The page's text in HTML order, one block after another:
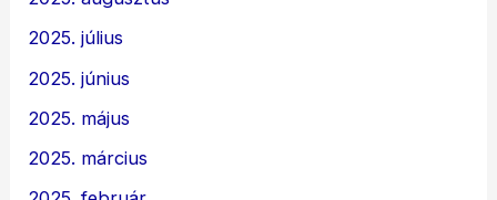
2025. július
2025. június
2025. május
2025. március